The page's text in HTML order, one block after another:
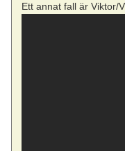
Ett annat fall är Viktor/